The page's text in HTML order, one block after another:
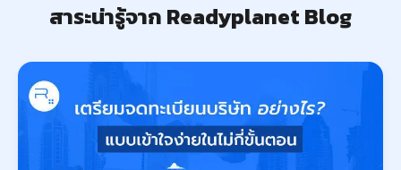
สาระน่ารู้จาก Readyplanet Blog